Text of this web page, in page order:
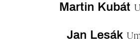
Martin Kubát
Jan Lesák